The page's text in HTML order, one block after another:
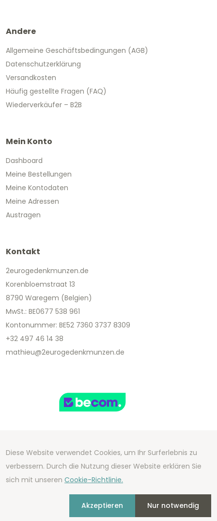
Andere
Allgemeine Geschäftsbedingungen (AGB)
Datenschutzerklärung
Versandkosten
Häufig gestellte Fragen (FAQ)
Wiederverkäufer – B2B
Mein Konto
Dashboard
Meine Bestellungen
Meine Kontodaten
Meine Adressen
Austragen
Kontakt
2eurogedenkmunzen.de
Korenbloemstraat 13
8790 Waregem (Belgien)
MwSt.: BE0677 538 961
Kontonummer: BE52 7360 3737 8309
+32 497 46 14 38
mathieu@2eurogedenkmunzen.de
Copyright 2026 We Can Do Better Online BV
Development by2mprove- Content by
2eurogedenkmunzen.de
Diese Website verwendet Cookies, um Ihr Surferlebnis zu
verbessern. Durch die Nutzung dieser Website erklären Sie
sich mit unseren Cookie-Richtlinie.
Akzeptieren Nur notwendig